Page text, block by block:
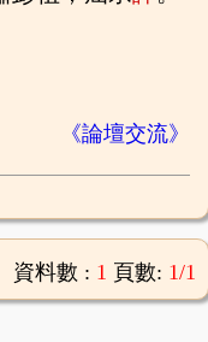
《論壇交流》
資料數 : 1 頁數: 1/1